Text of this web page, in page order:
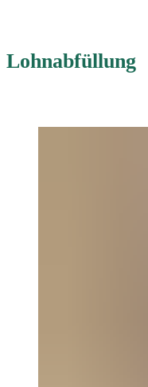
Lohnabfüllung